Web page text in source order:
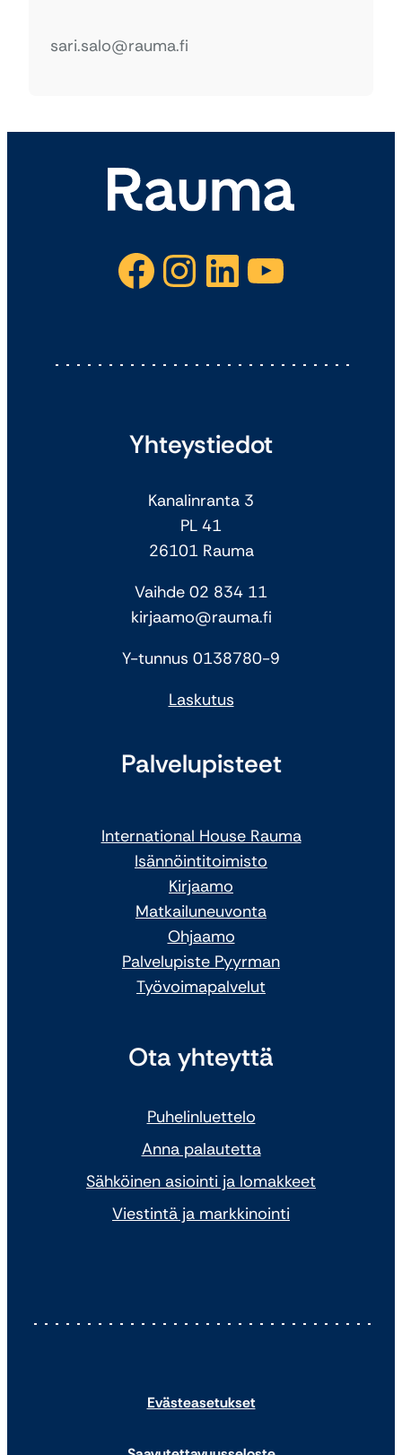
sari.salo@rauma.fi
Facebook Instagram LinkedIn YouTube
Yhteystiedot
Kanalinranta 3
PL 41
26101 Rauma
Vaihde 02 834 11
kirjaamo@rauma.fi
Y-tunnus 0138780-9
Laskutus
Palvelupisteet
International House Rauma
Isännöintitoimisto
Kirjaamo
Matkailuneuvonta
Ohjaamo
Palvelupiste Pyyrman
Työvoimapalvelut
Ota yhteyttä
Puhelinluettelo
Anna palautetta
Sähköinen asiointi ja lomakkeet
Viestintä ja markkinointi
Evästeasetukset